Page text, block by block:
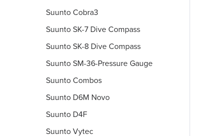
Suunto Cobra3
Suunto SK-7 Dive Compass
Suunto SK-8 Dive Compass
Suunto SM-36-Pressure Gauge
Suunto Combos
Suunto D6M Novo
Suunto D4F
Suunto Vytec